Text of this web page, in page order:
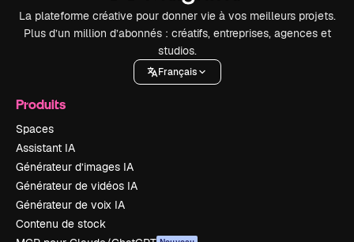
La plateforme créative pour donner vie à vos meilleurs projets.
Plus d’un million d’abonnés : créatifs, entreprises, agences et
studios.
Français
Produits
Spaces
Assistant IA
Générateur d’images IA
Générateur de vidéos IA
Générateur de voix IA
Contenu de stock